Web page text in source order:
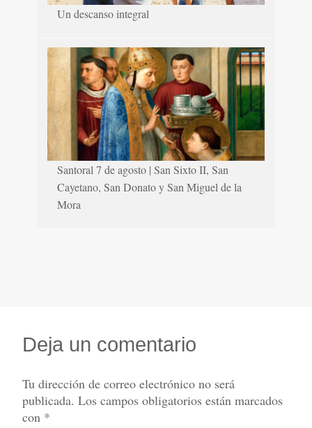
Un descanso integral
Santoral 7 de agosto | San Sixto II, San
Cayetano, San Donato y San Miguel de la
Mora
Deja un comentario
Tu dirección de correo electrónico no será
publicada. Los campos obligatorios están marcados
con *